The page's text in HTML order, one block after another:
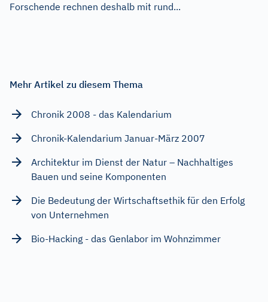
Forschende rechnen deshalb mit rund...
Mehr Artikel zu diesem Thema
Chronik 2008 - das Kalendarium
Chronik-Kalendarium Januar-März 2007
Architektur im Dienst der Natur – Nachhaltiges
Bauen und seine Komponenten
Die Bedeutung der Wirtschaftsethik für den Erfolg
von Unternehmen
Bio-Hacking - das Genlabor im Wohnzimmer